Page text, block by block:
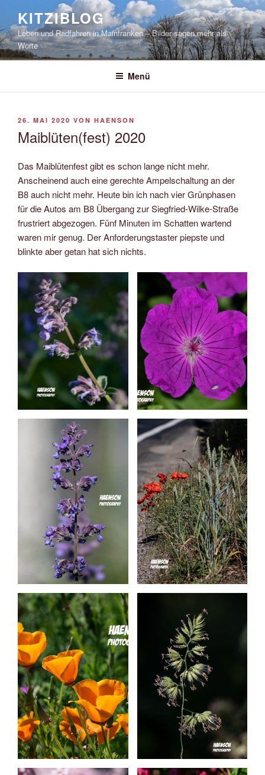
springen
KITZIBLOG
Leben und Radfahren in Mainfranken – Bilder sagen mehr als
Worte
Menü
VERÖFFENTLICHT
26. MAI 2020 VON HAENSON
Maiblüten(fest) 2020
Das Maiblütenfest gibt es schon lange nicht mehr.
Anscheinend auch eine gerechte Ampelschaltung an der
B8 auch nicht mehr. Heute bin ich nach vier Grünphasen
für die Autos am B8 Übergang zur Siegfried-Wilke-Straße
frustriert abgezogen. Fünf Minuten im Schatten wartend
waren mir genug. Der Anforderungstaster piepste und
blinkte aber getan hat sich nichts.